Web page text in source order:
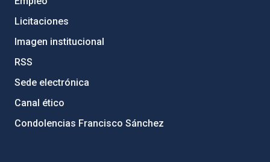
Licitaciones
Imagen institucional
RSS
Sede electrónica
Canal ético
Condolencias Francisco Sánchez